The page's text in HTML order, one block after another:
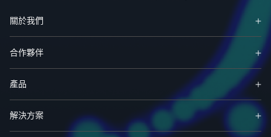
關於我們
合作夥伴
產品
解決方案